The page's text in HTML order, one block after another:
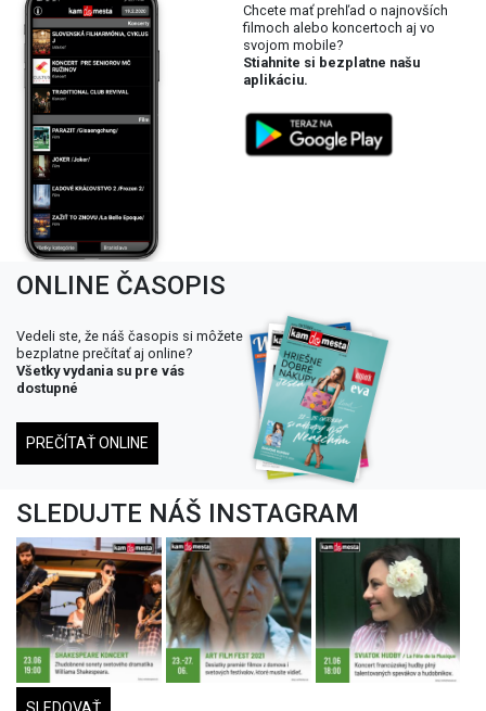
Chcete mať prehľad o najnovších
filmoch alebo koncertoch aj vo
svojom mobile?
Stiahnite si bezplatne našu
aplikáciu.
ONLINE ČASOPIS
Vedeli ste, že náš časopis si môžete
bezplatne prečítať aj online?
Všetky vydania su pre vás
dostupné
PREČÍTAŤ ONLINE
SLEDUJTE NÁŠ INSTAGRAM